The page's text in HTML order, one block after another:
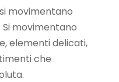
movimentano
movimentano
elementi delicati,
che